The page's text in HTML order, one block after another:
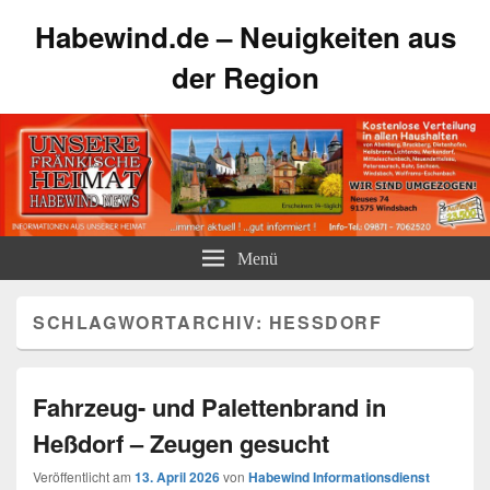
Habewind.de – Neuigkeiten aus
der Region
Menü
SCHLAGWORTARCHIV: HESSDORF
Fahrzeug- und Palettenbrand in
Heßdorf – Zeugen gesucht
Veröffentlicht am 13. April 2026von Habewind Informationsdienst